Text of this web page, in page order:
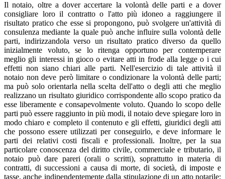
Il notaio, oltre a dover accertare la volontà delle parti e a dover
consigliare loro il contratto o l'atto più idoneo a raggiungere il
risultato pratico che esse si propongono, può svolgere un'attività di
consulenza mediante la quale può anche influire sulla volontà delle
parti, indirizzandola verso un risultato pratico diverso da quello
inizialmente voluto, se lo ritenga opportuno per contemperare
meglio gli interessi in gioco o evitare atti in frode alla legge o i cui
effetti non siano chiari alle parti. Nell'esercizio di tale attività il
notaio non deve però limitare o condizionare la volontà delle parti;
ma può solo orientarla nella scelta dell'atto o degli atti che meglio
realizzano un risultato giuridico corrispondente allo scopo pratico da
esse liberamente e consapevolmente voluto. Quando lo scopo delle
parti può essere raggiunto in più modi, il notaio deve spiegare loro in
modo chiaro e completo il contenuto e gli effetti, giuridici degli atti
che possono essere utilizzati per conseguirlo, e deve informare le
parti dei relativi costi fiscali e professionali. Inoltre, per la sua
particolare conoscenza del diritto civile, commerciale e tributario, il
notaio può dare pareri (orali o scritti), soprattutto in materia di
contratti, di successioni a causa di morte, di società, di imposte e
tasse, anche indipendentemente dalla stipulazione di un atto notarile;